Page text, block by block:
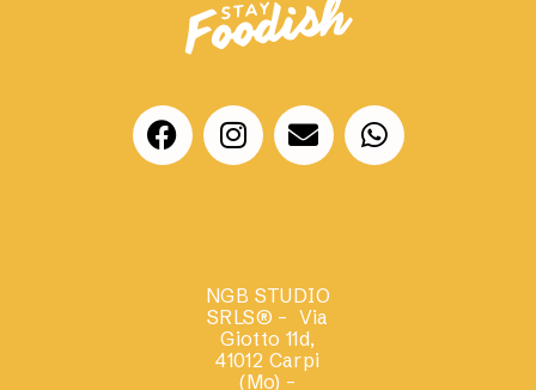
NGB STUDIO
SRLS® – Via
Giotto 11d,
41012 Carpi
(Mo) –